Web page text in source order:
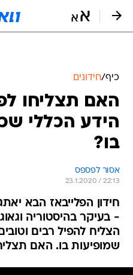
כיף/חידונים
האם תצליחו
הידע הכללי
בו?
אסור לפספס
23.1.2020 / 22:13
חידון הפלייבאז הבא
- בעיקר בהיסטוריה
שמופיעות בו. האם